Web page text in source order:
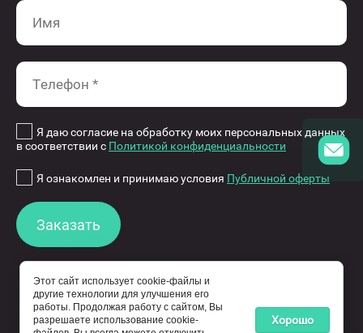
Я даю согласие на обработку моих персональных данных
в соответствии с Политикой конфиденциальности
Я ознакомлен и принимаю условия Публичной оферты
Заказать
© 2015-2026 eco-wheels.ru - обладатель прав
Этот сайт использует cookie-файлы и
другие технологии для улучшения его
работы. Продолжая работу с сайтом, Вы
разрешаете использование cookie-
Хорошо